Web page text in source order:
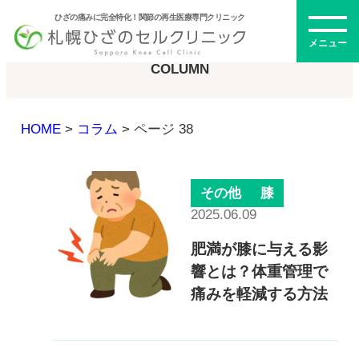
ひざの痛みに完全特化！関節の再生医療専門クリニック
メニュー
メニュー・料金
ひざの再生医療とは
幹細胞治療
再生医療とは
ドクター紹介
コラム
COLUMN
HOME> コラム > ページ 38
その他
膝
2025.06.09
肥満が膝に与える影
響とは？体重管理で
痛みを軽減する方法